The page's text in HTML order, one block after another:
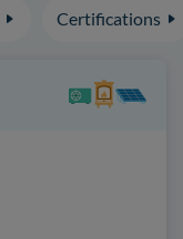
Certifications